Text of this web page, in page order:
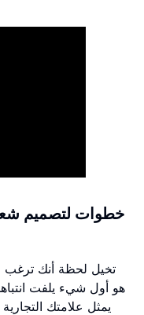
تخيل لحظة أنك ترغب
هو أول شيء يلفت
يمثل علامتك